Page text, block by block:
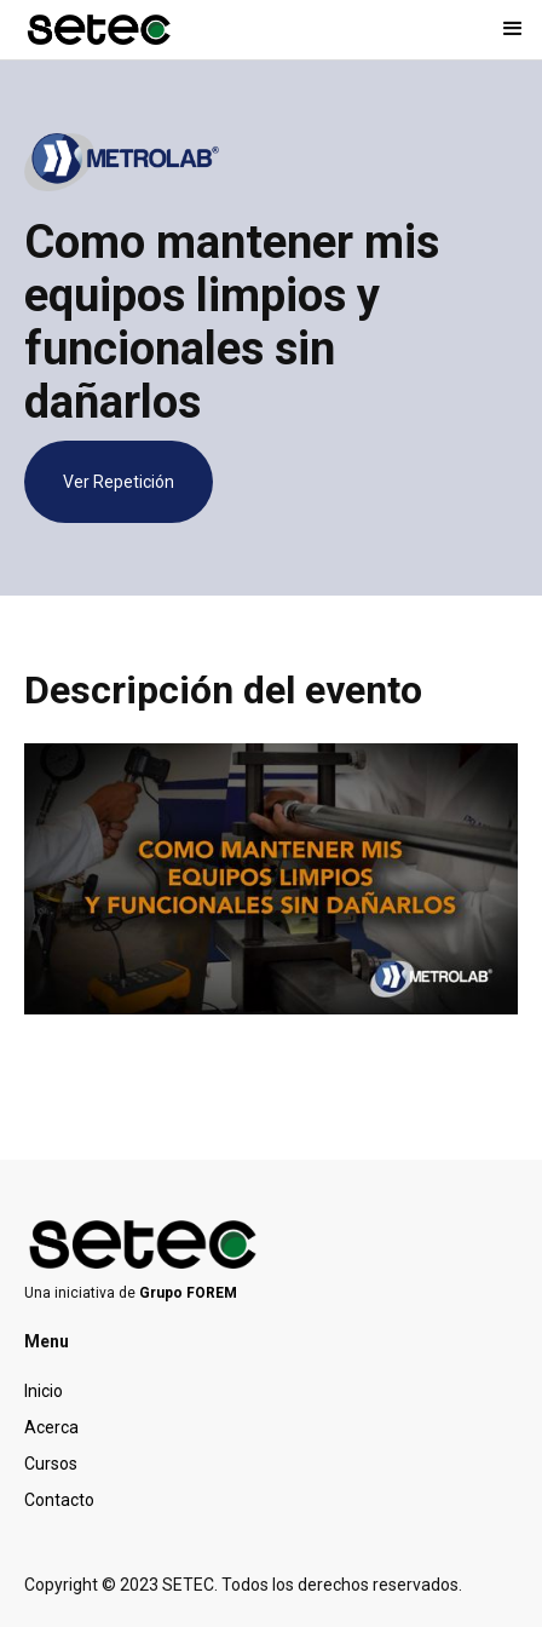
Como mantener mis
equipos limpios y
funcionales sin
dañarlos
Ver Repetición
Descripción del evento
Una iniciativa de Grupo FOREM
Menu
Inicio
Acerca
Cursos
Contacto
Copyright © 2023 SETEC. Todos los derechos reservados.